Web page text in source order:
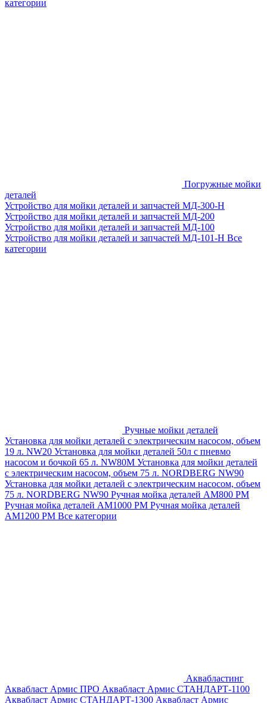
категории
Погружные мойки
деталей
Устройство для мойки деталей и запчастей МД-300-H
Устройство для мойки деталей и запчастей МД-200
Устройство для мойки деталей и запчастей МД-100
Устройство для мойки деталей и запчастей МД-101-Н Все
категории
Ручные мойки деталей
Установка для мойки деталей с электрическим насосом, объем
19 л. NW20 Установка для мойки деталей 50л с пневмо
насосом и бочкой 65 л. NW80M Установка для мойки деталей
с электрическим насосом, объем 75 л. NORDBERG NW90
Установка для мойки деталей с электрическим насосом, объем
75 л. NORDBERG NW90 Ручная мойка деталей АМ800 РМ
Ручная мойка деталей АМ1000 РМ Ручная мойка деталей
АМ1200 РМ Все категории
Аквабластинг
Аквабласт Армис ПРО Аквабласт Армис СТАНДАРТ-1100
Аквабласт Армис СТАНДАРТ-1300 Аквабласт Армис